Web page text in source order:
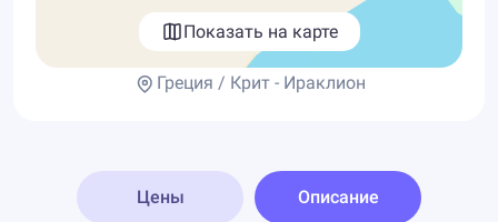
Показать на карте
Греция / Крит - Ираклион
Цены Описание